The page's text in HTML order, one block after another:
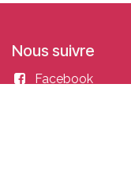
Nous suivre
Facebook